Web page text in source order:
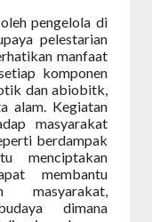
pengelola di
pelestarian
manfaat
komponen
dan abiobitk,
alam. Kegiatan
masyarakat
berdampak
menciptakan
membantu
masyarakat,
dimana